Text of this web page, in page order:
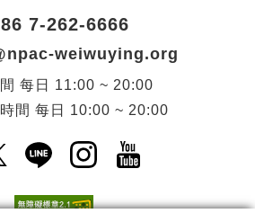
7-262-6666
weiwuying.org
每日
11:00 ~ 20:00
間 每日 10:00 ~ 20:00
另開新視窗)
另開新視窗)
LINE(另開新視窗)
Instagram(另開新視
YouTube(另開